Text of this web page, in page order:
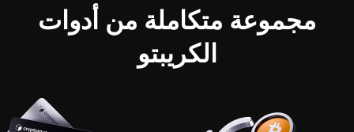
مجموعة متكاملة من أدوات
الكريبتو